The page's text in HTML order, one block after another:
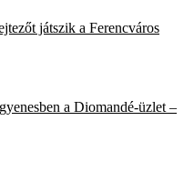
játszik a Ferencváros
a Diomandé-üzlet –